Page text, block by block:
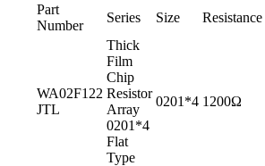
Part
Number
Series Size Resistance
WA02F122
JTL
Thick
Film
Chip
Resistor
Array
0201*4
Flat
Type
0201*4 1200Ω